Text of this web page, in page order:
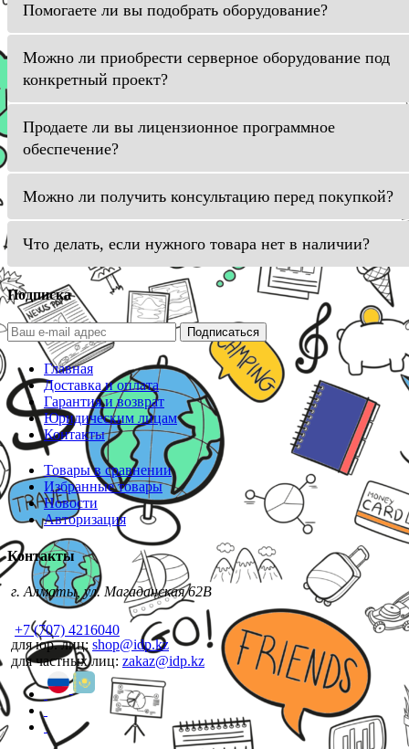
Помогаете ли вы подобрать оборудование?
Можно ли приобрести серверное оборудование под
конкретный проект?
Продаете ли вы лицензионное программное
обеспечение?
Можно ли получить консультацию перед покупкой?
Что делать, если нужного товара нет в наличии?
Подписка
Подписаться
Главная
Доставка и оплата
Гарантия и возврат
Юридическим лицам
Контакты
Товары в сравнении
Избранные товары
Новости
Авторизация
Контакты
г. Алматы, ул. Магаданская 62В
+7 (707) 4216040
для юр. лиц: shop@idp.kz
для частных лиц: zakaz@idp.kz